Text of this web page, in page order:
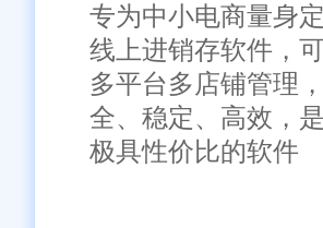
专为中小电商量身
线上进销存软件，
多平台多店铺管理
全、稳定、高效，
极具性价比的软件